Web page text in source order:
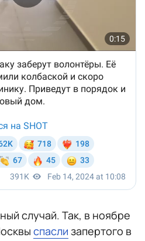
случай. Так, в ноябре
спасли запертого в